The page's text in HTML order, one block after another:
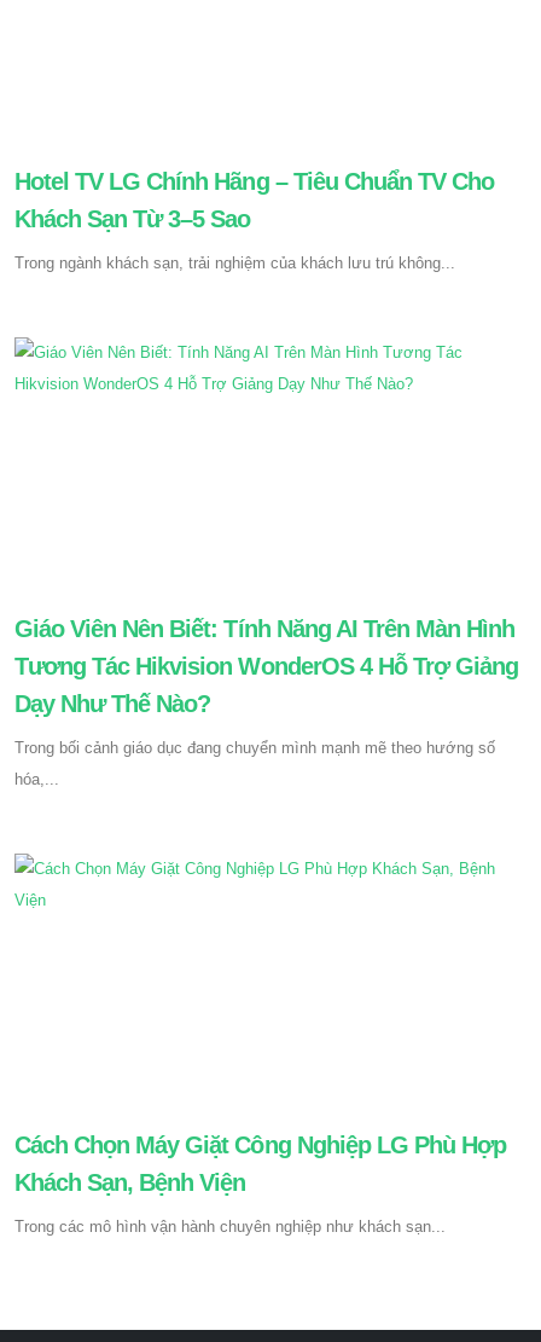
Hotel TV LG Chính Hãng – Tiêu Chuẩn TV Cho
Khách Sạn Từ 3–5 Sao
Trong ngành khách sạn, trải nghiệm của khách lưu trú không...
Giáo Viên Nên Biết: Tính Năng AI Trên Màn Hình
Tương Tác Hikvision WonderOS 4 Hỗ Trợ Giảng
Dạy Như Thế Nào?
Trong bối cảnh giáo dục đang chuyển mình mạnh mẽ theo hướng số
hóa,...
Cách Chọn Máy Giặt Công Nghiệp LG Phù Hợp
Khách Sạn, Bệnh Viện
Trong các mô hình vận hành chuyên nghiệp như khách sạn...